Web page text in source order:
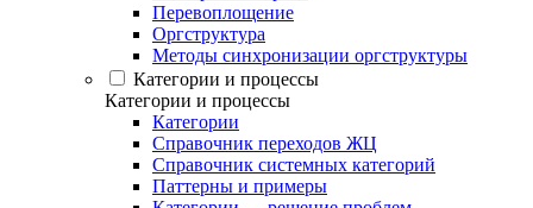
Перевоплощение
Оргструктура
Методы синхронизации оргструктуры
Категории и процессы
Категории и процессы
Категории
Справочник переходов ЖЦ
Справочник системных категорий
Паттерны и примеры